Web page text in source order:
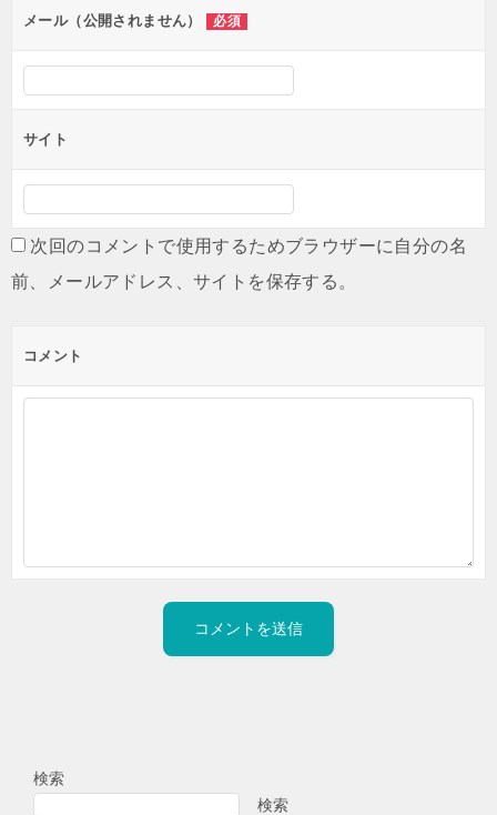
メール（公開されません） 必須
サイト
次回のコメントで使用するためブラウザーに自分の名
前、メールアドレス、サイトを保存する。
コメント
検索
検索